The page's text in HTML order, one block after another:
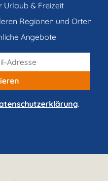
Urlaub & Freizeit
Regionen und Orten
Angebote
.